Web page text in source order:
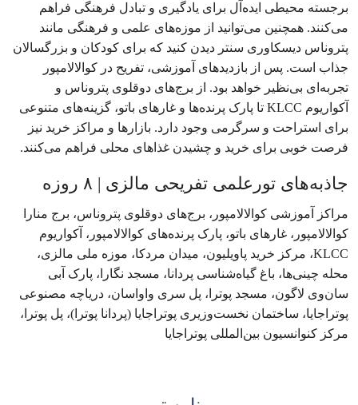
برجسته محیطی ایده‌آل برای یادگیری و تبادل فرهنگی فراهم
می‌کنند. همچنین می‌توانید از موزه‌های علمی و فرهنگی مانند
پتروناس دیسکاوری سنتر دیدن کنید که برای کودکان و بزرگسالان
جذاب است. پس از بازدیدهای آموزشی، تفریح در کوالالامپور
تجربه‌ای بی‌نظیر خواهد بود. از برج‌های دوقلوی پتروناس و
آکواریوم KLCC تا پارک پرنده‌ها و غارهای باتو، گزینه‌های متنوعی
برای استراحت و سرگرمی وجود دارد. بازارها و مراکز خرید نیز
فرصت خوبی برای خرید و چشیدن غذاهای محلی فراهم می‌کنند.
جاذبه‌های تورعلمی تفریحی مالزی | ۸ روزه
مراکز آموزشی کوالالامپور، برج‌های دوقلوی پتروناس، برج منارا
کوالالامپور، غارهای باتو، پارک پرنده‌های کوالالامپور، آکواریوم
KLCC، مرکز خرید پاویلیون، میدان مردکا، موزه ملی مالزی،
محله چینی‌ها، باغ گیاه‌شناسی پردانا، مسجد نگارا، پارک آبی
سان‌وی لاگون، مسجد پوترا، پل سری واواسان، دریاچه مصنوعی
پوتراجایا، ساختمان نخست‌وزیری پوتراجایا (پردانا پوترا)، پل پوترا،
مرکز کنوانسیون بین‌المللی پوتراجایا